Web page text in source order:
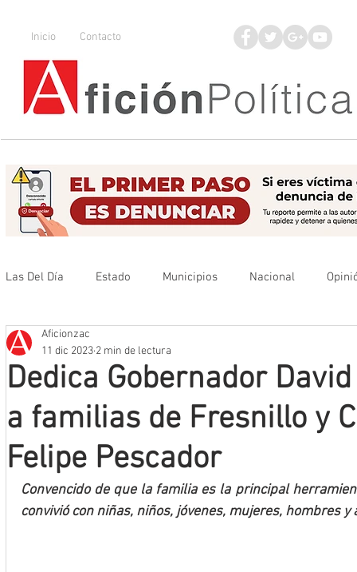
Inicio Contacto
Las Del Día Estado Municipios Nacional
Que no se olvide
Mineros LNBP
Dedica Gobernador
a familias de Fresnillo y
Felipe Pescador
Aficionzac
11 dic 2023 2 min de lectura
Convencido de que la familia es la principal
convivió con niñas, niños, jóvenes, mujeres, hombres